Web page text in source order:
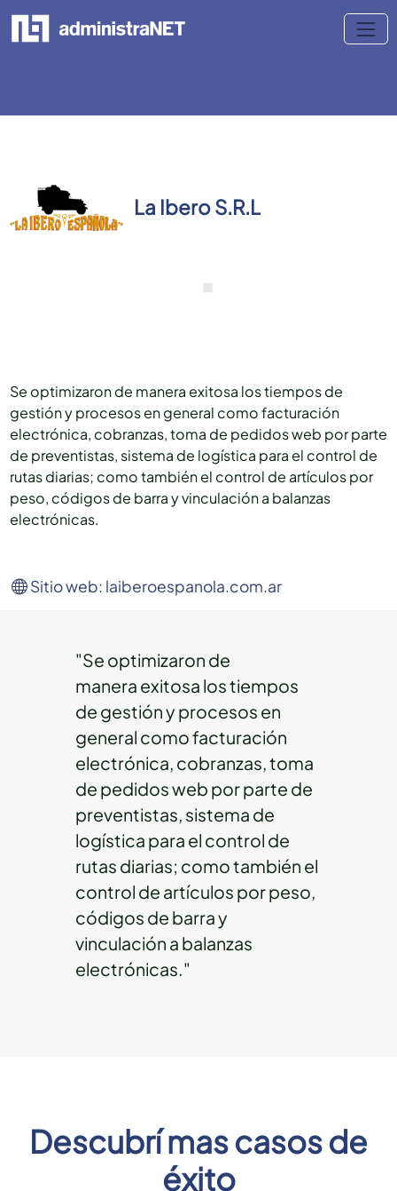
La Ibero S.R.L
Se optimizaron de manera exitosa los tiempos de
gestión y procesos en general como facturación
electrónica, cobranzas, toma de pedidos web por parte
de preventistas, sistema de logística para el control de
rutas diarias; como también el control de artículos por
peso, códigos de barra y vinculación a balanzas
electrónicas.
Sitio web: laiberoespanola.com.ar
"Se optimizaron de
manera exitosa los tiempos
de gestión y procesos en
general como facturación
electrónica, cobranzas, toma
de pedidos web por parte de
preventistas, sistema de
logística para el control de
rutas diarias; como también el
control de artículos por peso,
códigos de barra y
vinculación a balanzas
electrónicas."
Descubrí mas casos de
éxito